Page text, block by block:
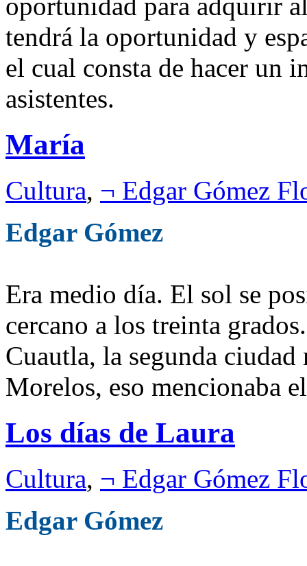
oportunidad para adquirir
tendrá la oportunidad y
el cual consta de hacer un
asistentes.
María
Cultura, ¬ Edgar Gómez
Edgar Gómez
Era medio día. El sol se
cercano a los treinta
Cuautla, la segunda
Morelos, eso mencionaba
Los días de Laura
Cultura, ¬ Edgar Gómez
Edgar Gómez